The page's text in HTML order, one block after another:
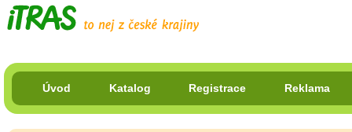
Úvod Katalog Registrace Reklama